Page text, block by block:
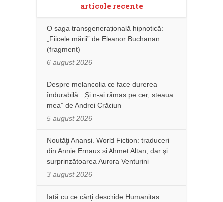
articole recente
O saga transgenerațională hipnotică:
„Fiicele mării” de Eleanor Buchanan
(fragment)
6 august 2026
Despre melancolia ce face durerea
îndurabilă: „Și n-ai rămas pe cer, steaua
mea” de Andrei Crăciun
5 august 2026
Noutăţi Anansi. World Fiction: traduceri
din Annie Ernaux și Ahmet Altan, dar şi
surprinzătoarea Aurora Venturini
3 august 2026
Iată cu ce cărţi deschide Humanitas